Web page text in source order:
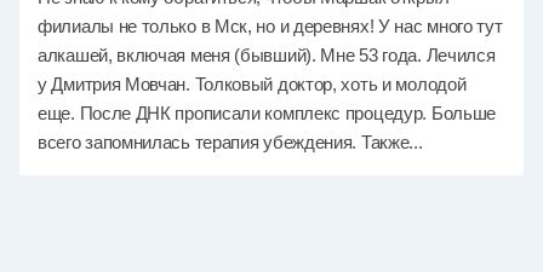
филиалы не только в Мск, но и деревнях! У нас много тут
алкашей, включая меня (бывший). Мне 53 года. Лечился
у Дмитрия Мовчан. Толковый доктор, хоть и молодой
еще. После ДНК прописали комплекс процедур. Больше
всего запомнилась терапия убеждения. Также...